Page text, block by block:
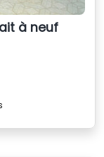
à neuf